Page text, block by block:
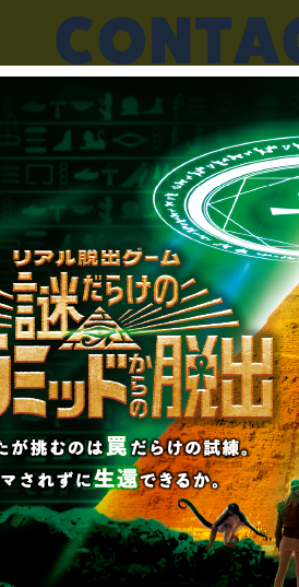
談・コラボレ
らのご質問や
わせください
問い合わせ
一般のお客様